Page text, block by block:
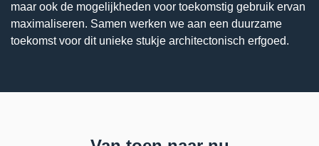
maar ook de mogelijkheden voor toekomstig gebruik ervan
maximaliseren. Samen werken we aan een duurzame
toekomst voor dit unieke stukje architectonisch erfgoed.